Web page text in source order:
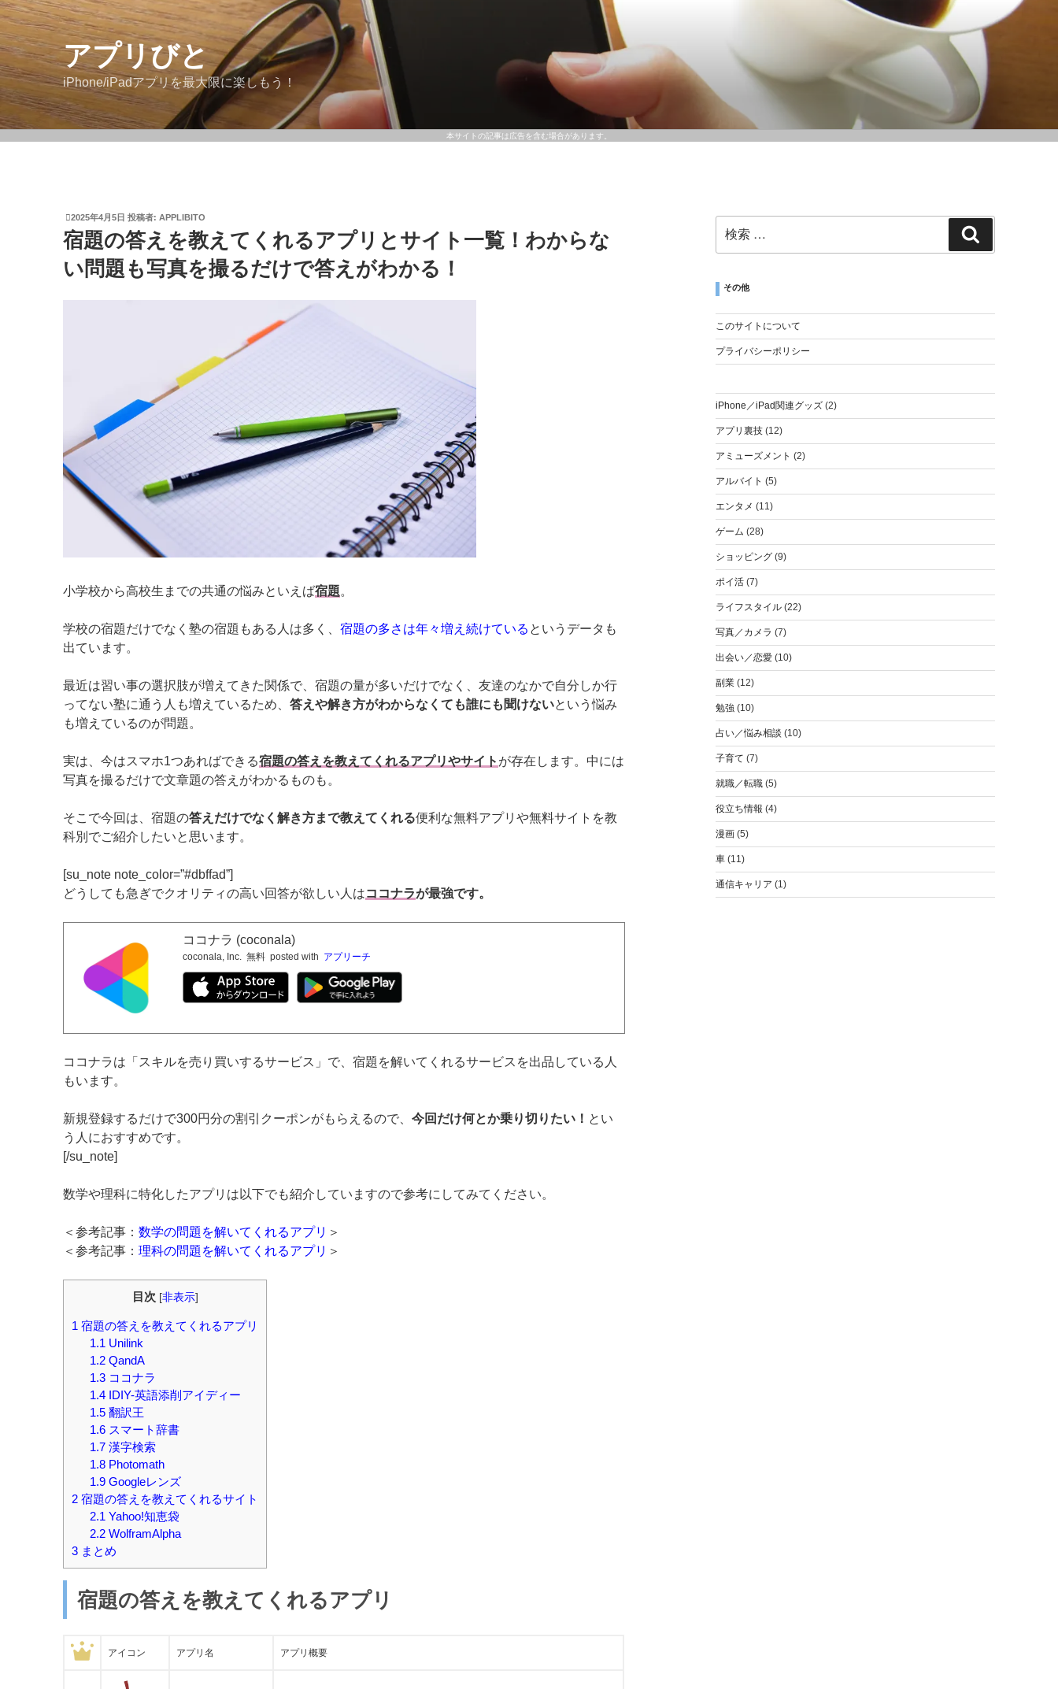
アプリびと
iPhone/iPadアプリを最大限に楽しもう！
本サイトの記事は広告を含む場合があります。
2025年4月5日 投稿者: APPLIBITO
宿題の答えを教えてくれるアプリとサイト一覧！わからな
い問題も写真を撮るだけで答えがわかる！
小学校から高校生までの共通の悩みといえば宿題。
学校の宿題だけでなく塾の宿題もある人は多く、 宿題の多さは年々増え続けている というデータも
出ています。
最近は習い事の選択肢が増えてきた関係で、宿題の量が多いだけでなく、友達のなかで自分しか行
ってない塾に通う人も増えているため、 答えや解き方がわからなくても誰にも聞けないという悩み
も増えているのが問題。
実は、今はスマホ1つあればできる宿題の答えを教えてくれるアプリやサイト が存在します。中には
写真を撮るだけで文章題の答えがわかるものも。
そこで今回は、宿題の答えだけでなく解き方まで教えてくれる便利な無料アプリや無料サイトを教
科別でご紹介したいと思います。
[su_note note_color=”#dbffad”]
どうしても急ぎでクオリティの高い回答が欲しい人はココナラが最強です。
ココナラ (coconala)
coconala, Inc. 無料 posted with アプリーチ
ココナラは「スキルを売り買いするサービス」で、宿題を解いてくれるサービスを出品している人
もいます。
新規登録するだけで300円分の割引クーポンがもらえるので、 今回だけ何とか乗り切りたい！ とい
う人におすすめです。
[/su_note]
数学や理科に特化したアプリは以下でも紹介していますので参考にしてみてください。
＜参考記事： 数学の問題を解いてくれるアプリ ＞
＜参考記事： 理科の問題を解いてくれるアプリ ＞
目次 [非表示]
1 宿題の答えを教えてくれるアプリ
1.1 Unilink
1.2QandA
1.3ココナラ
1.4IDIY-英語添削アイディー
1.5翻訳王
1.6スマート辞書
1.7漢字検索
1.8Photomath
1.9Googleレンズ
2 宿題の答えを教えてくれるサイト
2.1 Yahoo!知恵袋
2.2WolframAlpha
3 まとめ
宿題の答えを教えてくれるアプリ
アイコン アプリ名 アプリ概要
その他
このサイトについて
プライバシーポリシー
iPhone／iPad関連グッズ(2)
アプリ裏技(12)
アミューズメント (2)
アルバイト (5)
エンタメ (11)
ゲーム (28)
ショッピング(9)
ポイ活(7)
ライフスタイル(22)
写真／カメラ (7)
出会い／恋愛(10)
副業(12)
勉強(10)
占い／悩み相談 (10)
子育て (7)
就職／転職(5)
役立ち情報 (4)
漫画(5)
車(11)
通信キャリア (1)